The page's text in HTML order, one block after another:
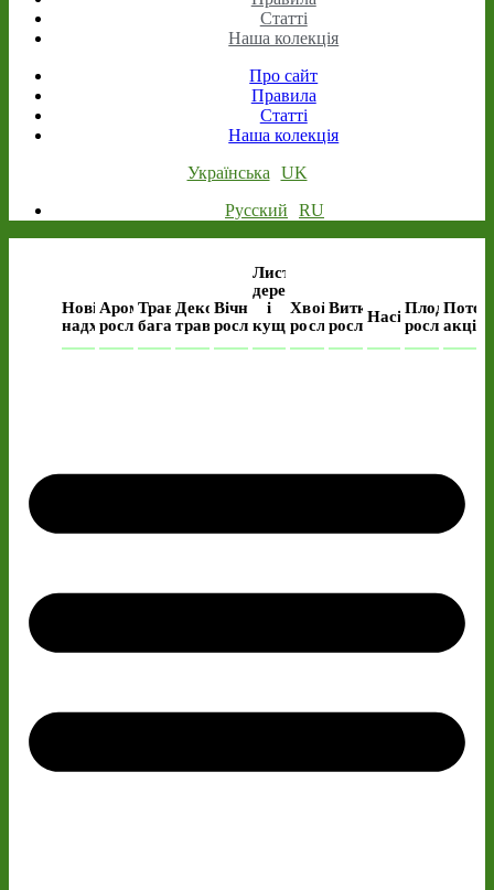
Статті
Наша колекція
Про сайт
Правила
Статті
Наша колекція
Українська
UK
Русский
RU
Нові
надходження
Ароматичні
рослини
Трав’янисті
багаторічні
Декоративні
трави
Вічнозелені
рослини
Листяні
дерева
і
кущі
Хвойні
рослини
Виткі
рослиниНасінняПлодові
рослини
акція